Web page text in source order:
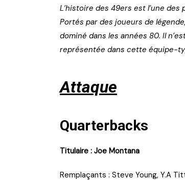
L’histoire des 49ers est l’une
Portés par des joueurs de
dominé dans les années 80. Il
représentée dans cette équipe-
Attaque
Quarterbacks
Titulaire : Joe Montana
Remplaçants : Steve Young, Y.A